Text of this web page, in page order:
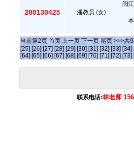
200130425 潘教员.(女)
闽
当前第2页 首页 上一页 下一页 尾页 >>>共
[25] [26] [27] [28] [29] [30] [31] [32] [33] [34]
[64] [65] [66] [67] [68] [69] [70] [71] [72] [73]
联系电话:林老师